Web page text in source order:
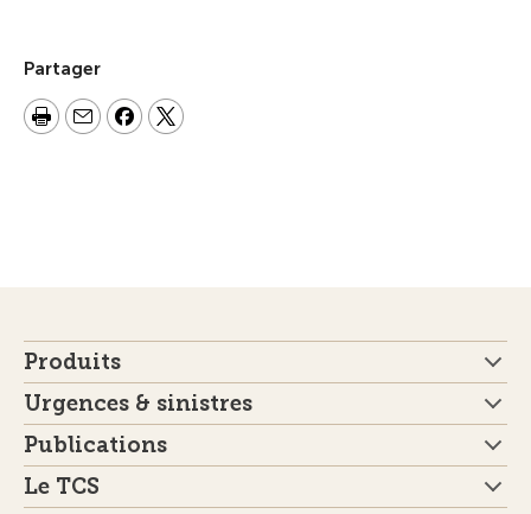
Partager
Produits
Urgences & sinistres
Publications
Le TCS